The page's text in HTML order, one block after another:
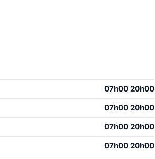
07h00 20h00
07h00 20h00
07h00 20h00
07h00 20h00